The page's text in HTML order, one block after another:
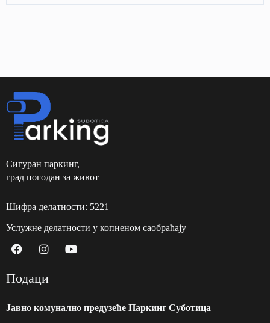
Сигуран паркинг,
град погодан за живот
Шифра делатности: 5221
Услужне делатности у копненом саобраћају
Подаци
Jавно комунално предузеће Паркинг Суботицa